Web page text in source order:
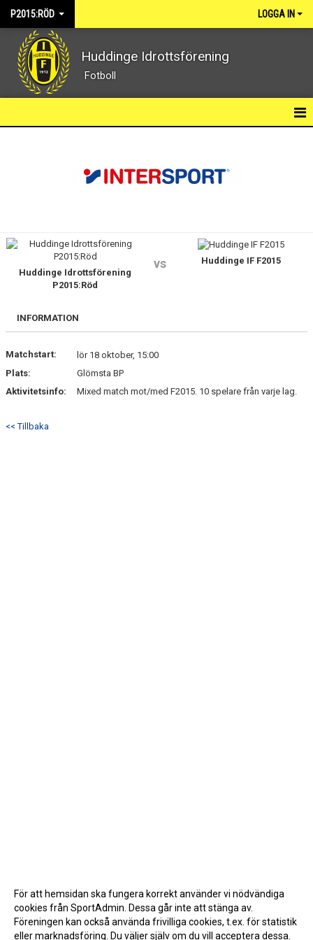
P2015:RÖD LOGGA IN
Huddinge Idrottsförening
Fotboll
BILDGALLERI
DOKUMENT
KONTAKT
Huddinge Idrottsförening
P2015:Röd
vs Huddinge IF F2015
INFORMATION
Matchstart:
lör 18 oktober, 15:00
Plats:
Glömsta BP
Aktivitetsinfo:
Mixed match mot/med F2015. 10 spelare från varje lag.
<< Tillbaka
För att hemsidan ska fungera korrekt använder vi nödvändiga
cookies från SportAdmin. Dessa går inte att stänga av.
Föreningen kan också använda frivilliga cookies, t.ex. för statistik
eller marknadsföring. Du väljer själv om du vill acceptera dessa.